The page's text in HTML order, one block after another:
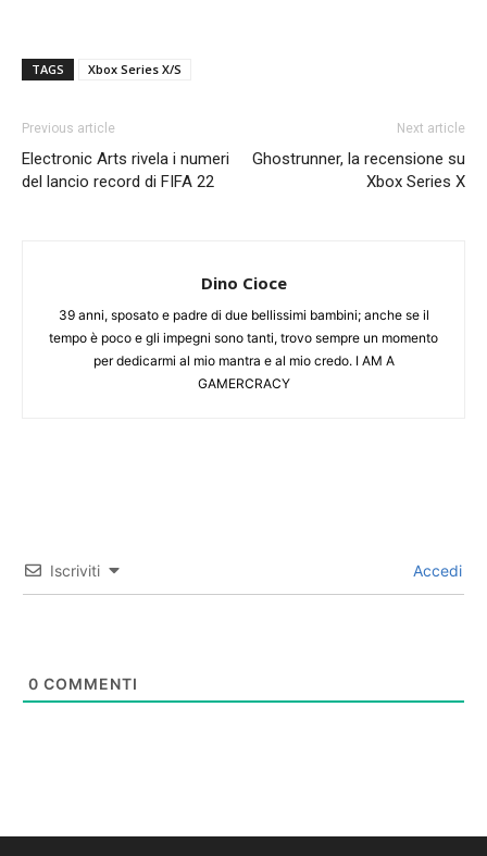
TAGS Xbox Series X/S
Previous article
Electronic Arts rivela i numeri
del lancio record di FIFA 22
Next article
Ghostrunner, la recensione su
Xbox Series X
Dino Cioce
39 anni, sposato e padre di due bellissimi bambini; anche se il
tempo è poco e gli impegni sono tanti, trovo sempre un momento
per dedicarmi al mio mantra e al mio credo. I AM A
GAMERCRACY
Iscriviti Accedi
0 COMMENTI